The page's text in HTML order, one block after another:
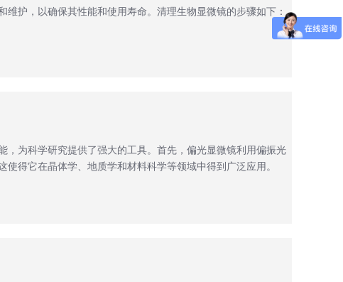
维护，以确保其性能和使用寿命。清理生物显微镜的步骤如下：
，为科学研究提供了强大的工具。首先，偏光显微镜利用偏振光
使得它在晶体学、地质学和材料科学等领域中得到广泛应用。